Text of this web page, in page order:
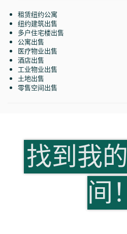
租赁纽约公寓
纽约建筑出售
多户住宅楼出售
公寓出售
医疗物业出售
酒店出售
工业物业出售
土地出售
零售空间出售
找到我
间！